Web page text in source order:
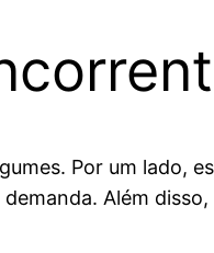
Por um lado,
Além